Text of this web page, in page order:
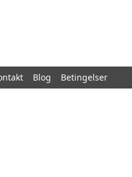
Blog Betingelser